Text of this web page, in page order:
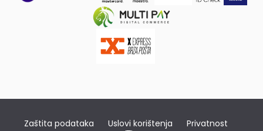
Zaštita podataka Uslovi korištenja Privatnost